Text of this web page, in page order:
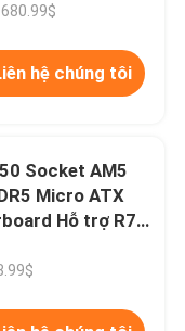
hệ chúng tôi
Socket AM5
Micro ATX
Hỗ trợ R7